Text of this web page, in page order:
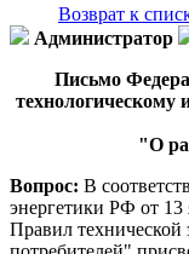
Возврат к
Администратор
Письмо
технологическому
"О
Вопрос: В
энергетики РФ от
Правил технической